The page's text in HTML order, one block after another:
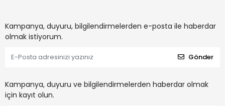
Kampanya, duyuru, bilgilendirmelerden e-posta ile haberdar
olmak istiyorum.
Gönder
Kampanya, duyuru ve bilgilendirmelerden haberdar olmak
için kayıt olun.